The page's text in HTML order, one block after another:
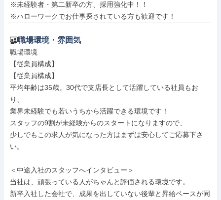
※未経験者・第二新卒の方、採用強化中！！
※ハローワークでお仕事探されている方も歓迎です！
職場環境・雰囲気
職場環境
【従業員構成】
【従業員構成】
平均年齢は35歳。30代で支店長として活躍している社員もお
り、
業界未経験でも若いうちから活躍できる環境です！
スタッフの9割が未経験からのスタートになりますので、
少しでもこの求人が気になった方はまずは安心してご応募下さ
い。
＜中途入社のスタッフへインタビュー＞
当社は、頑張っている人がちゃんと評価される環境です。
新卒入社した会社で、成果を出していない後輩と昇給ペースが同